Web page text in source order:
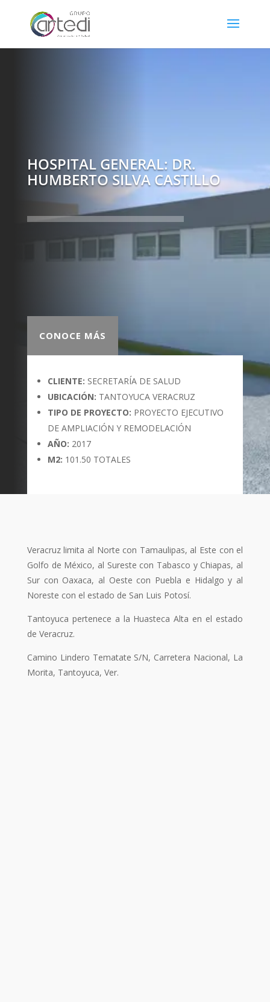
HOSPITAL GENERAL: DR.
HUMBERTO SILVA CASTILLO
CONOCE MÁS
CLIENTE: SECRETARÍA DE SALUD
UBICACIÓN: TANTOYUCA VERACRUZ
TIPO DE PROYECTO: PROYECTO EJECUTIVO
DE AMPLIACIÓN Y REMODELACIÓN
AÑO: 2017
M2: 101.50 TOTALES
Veracruz limita al Norte con Tamaulipas, al Este con el
Golfo de México, al Sureste con Tabasco y Chiapas, al
Sur con Oaxaca, al Oeste con Puebla e Hidalgo y al
Noreste con el estado de San Luis Potosí.
Tantoyuca pertenece a la Huasteca Alta en el estado
de Veracruz.
Camino Lindero Tematate S/N, Carretera Nacional, La
Morita, Tantoyuca, Ver.